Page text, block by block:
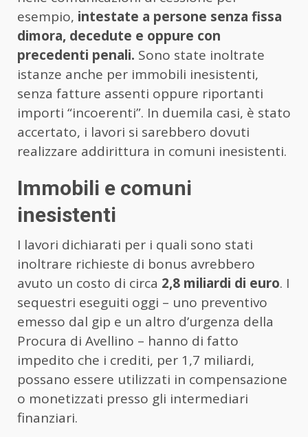
esempio, intestate a persone senza fissa
dimora, decedute e oppure con
precedenti penali. Sono state inoltrate
istanze anche per immobili inesistenti,
senza fatture assenti oppure riportanti
importi “incoerenti”. In duemila casi, è stato
accertato, i lavori si sarebbero dovuti
realizzare addirittura in comuni inesistenti.
Immobili e comuni
inesistenti
I lavori dichiarati per i quali sono stati
inoltrare richieste di bonus avrebbero
avuto un costo di circa 2,8 miliardi di euro. I
sequestri eseguiti oggi – uno preventivo
emesso dal gip e un altro d’urgenza della
Procura di Avellino – hanno di fatto
impedito che i crediti, per 1,7 miliardi,
possano essere utilizzati in compensazione
o monetizzati presso gli intermediari
finanziari.